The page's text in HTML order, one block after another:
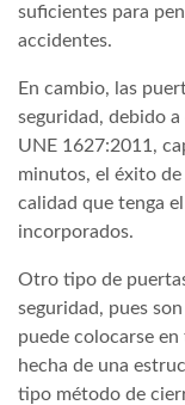
suficientes para
accidentes.
En cambio, las
seguridad, debido
UNE 1627:2011,
minutos, el éxito
calidad que tenga
incorporados.
Otro tipo de
seguridad, pues
puede colocarse
hecha de una
tipo método de